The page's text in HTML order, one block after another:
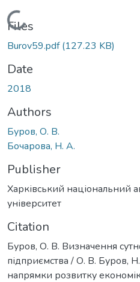
Loading...
Files
Burov59.pdf(127.23 KB)
Date
2018
Authors
Буров, О. В.
Бочарова, Н. А.
Publisher
Харківський національний
університет
Citation
Буров, О. В. Визначення
підприємства / О. В. Буров,
напрямки розвитку